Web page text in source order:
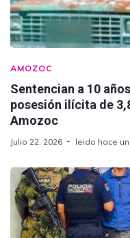
AMOZOC
Sentencian a 10
posesión ilícita de
Amozoc
Julio 22, 2026 leido hace